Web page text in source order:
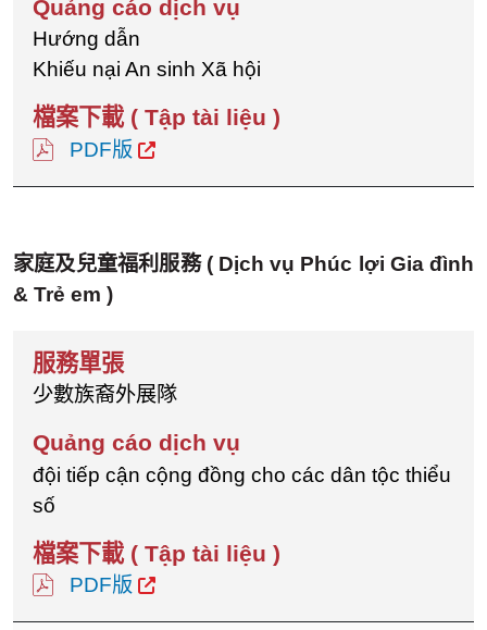
Hướng dẫn
Khiếu nại An sinh Xã hội
PDF版
家庭及兒童福利服務 ( Dịch vụ Phúc lợi Gia đình
& Trẻ em )
少數族裔外展隊
đội tiếp cận cộng đồng cho các dân tộc thiểu
số
PDF版